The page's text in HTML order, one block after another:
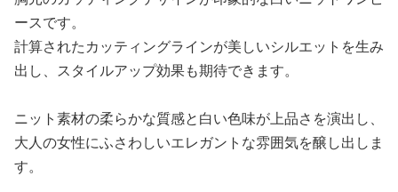
ースです。
計算されたカッティングラインが美しいシルエットを生み
出し、スタイルアップ効果も期待できます。
ニット素材の柔らかな質感と白い色味が上品さを演出し、
大人の女性にふさわしいエレガントな雰囲気を醸し出しま
す。